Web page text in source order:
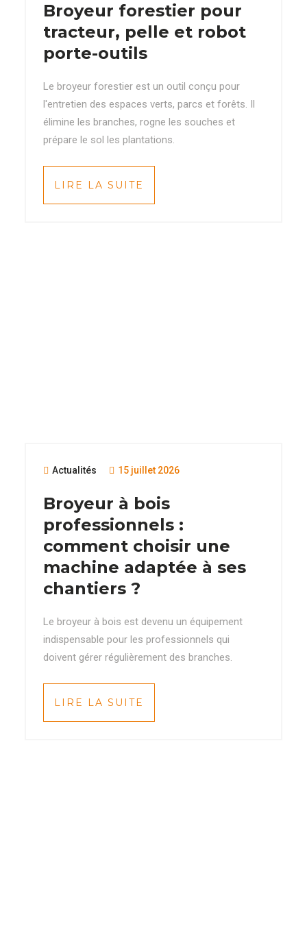
Broyeur forestier pour
tracteur, pelle et robot
porte-outils
Le broyeur forestier est un outil conçu pour
l'entretien des espaces verts, parcs et forêts. Il
élimine les branches, rogne les souches et
prépare le sol les plantations.
LIRE LA SUITE
Actualités 15 juillet 2026
Broyeur à bois
professionnels :
comment choisir une
machine adaptée à ses
chantiers ?
Le broyeur à bois est devenu un équipement
indispensable pour les professionnels qui
doivent gérer régulièrement des branches.
LIRE LA SUITE